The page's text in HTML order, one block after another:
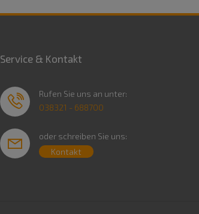
Service & Kontakt
Rufen Sie uns an unter:
038321 - 688700
oder schreiben Sie uns:
Kontakt